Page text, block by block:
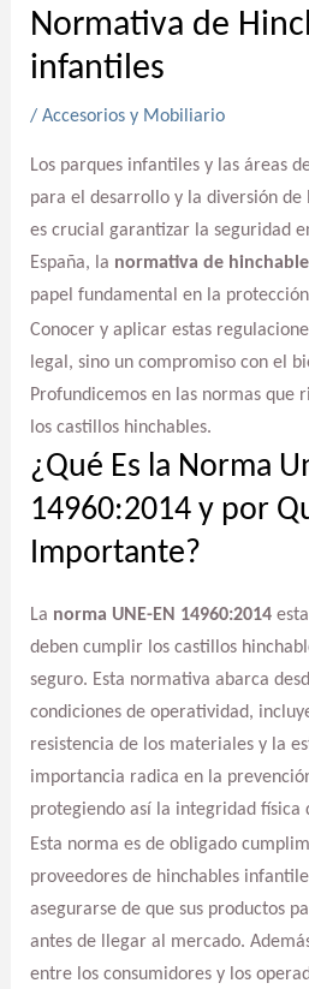
Normativa de
infantiles
/ Accesorios y Mobiliario
Los parques infantiles y las áreas
para el desarrollo y la diversión de
es crucial garantizar la seguridad
España, la normativa de
papel fundamental en la
Conocer y aplicar estas
legal, sino un compromiso con el
Profundicemos en las normas que
los castillos hinchables.
¿Qué Es la Norma
14960:2014 y por
Importante?
La norma UNE-EN 14960:2014
deben cumplir los castillos
seguro. Esta normativa abarca
condiciones de operatividad,
resistencia de los materiales y la
importancia radica en la
protegiendo así la integridad física
Esta norma es de obligado
proveedores de hinchables
asegurarse de que sus productos
antes de llegar al mercado.
entre los consumidores y los